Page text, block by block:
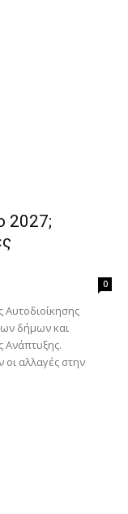
2027;
0
Αυτοδιοίκησης
δήμων και
Ανάπτυξης.
οι αλλαγές στην